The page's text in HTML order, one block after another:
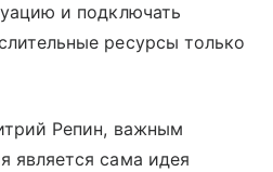
и подключать
ресурсы только
Репин, важным
является сама идея